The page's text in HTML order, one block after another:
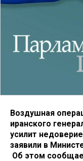
Воздушная
иранского
усилит
заявили в
Об этом